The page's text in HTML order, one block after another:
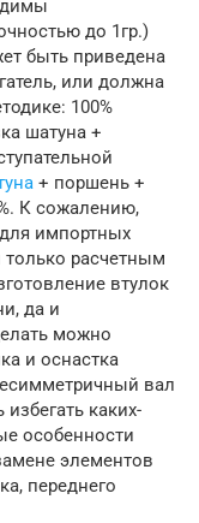
до 1гр.)
быть приведена
или должна
100%
шатуна +
+ поршень +
К сожалению,
импортных
расчетным
втулок
да и
можно
и оснастка
вал
каких-
особенности
элементов
переднего